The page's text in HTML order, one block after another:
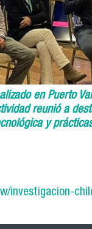
en Puerto
reunió a
y
investigacion-